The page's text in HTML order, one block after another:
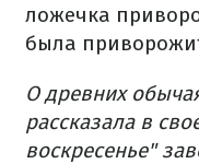
ложечка
была
О древних
рассказала в
воскресенье"